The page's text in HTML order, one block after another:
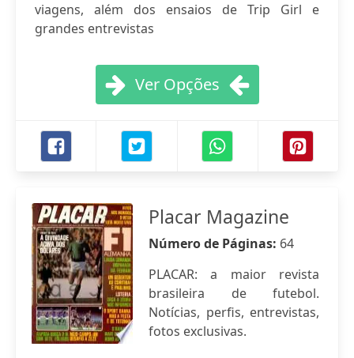
viagens, além dos ensaios de Trip Girl e
grandes entrevistas
Ver Opções
Placar Magazine
Número de Páginas: 64
PLACAR: a maior revista
brasileira de futebol.
Notícias, perfis, entrevistas,
fotos exclusivas.